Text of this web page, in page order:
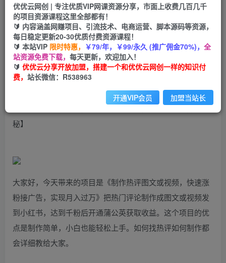
云币9.9云币99
会员免费
立即购买
您当前未登录！建议登陆后购买，可保存购买订单
制作热评图文或视频，快速涨粉接广告，实现月入过万【揭
秘】
大家好，今天带来的项目是《制作热评图文或视频，快速涨
粉接广告，实现月入过万》把热门评论制作成图文或视频发
到小红书，达到千粉后开通蒲公英获取收益。这个项目的优
点是制作简单，小白也能轻松上手。如何找热评如何制作都
会详细教给大家。
优优云网创 | 专注优质VIP网课资源分享，市面上收费几百几千
的项目资源课程这里全部都有！
🔰 内容涵盖网赚项目、引流技术、电商运营、脚本源码等资源，
每日稳定更新20-30优质付费资源课程！
🔰 本站VIP 限时特惠， ￥79/年，￥99/永久 (推广佣金70%)， 全
站资源免费下载， 每天更新，欢迎加入！
🔰 优优云分享开放加盟，搭建一个和优优云网创一样的知识付
费， 站长微信：R538963
开通VIP会员 加盟当站长